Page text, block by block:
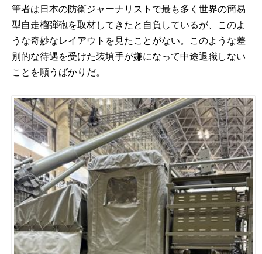
筆者は日本の防衛ジャーナリストで最も多く世界の簡易
型自走榴弾砲を取材してきたと自負しているが、このよ
うな奇妙なレイアウトを見たことがない。このような差
別的な待遇を受けた装填手が嫌になって中途退職しない
ことを願うばかりだ。